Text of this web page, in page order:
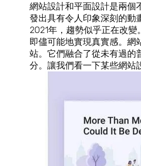
網站設計和平面設計是兩個
發出具有令人印象深刻的動
2021年，趨勢似乎正在改
即儘可能地實現真實感。網
站。它們融合了從未有過的
分。讓我們看一下某些網站